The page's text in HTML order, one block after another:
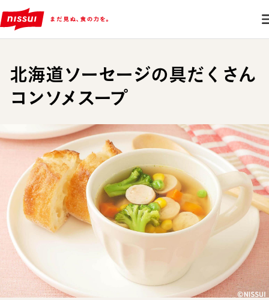
北海道ソーセージの具だくさん
コンソメスープ